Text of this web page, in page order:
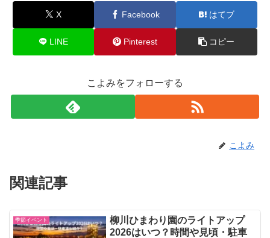
X Facebook はてブ
LINE Pinterest コピー
こよみをフォローする
こよみ
関連記事
季節イベント
柳川ひまわり園のライトアップ
2026はいつ？時間や見頃・駐車